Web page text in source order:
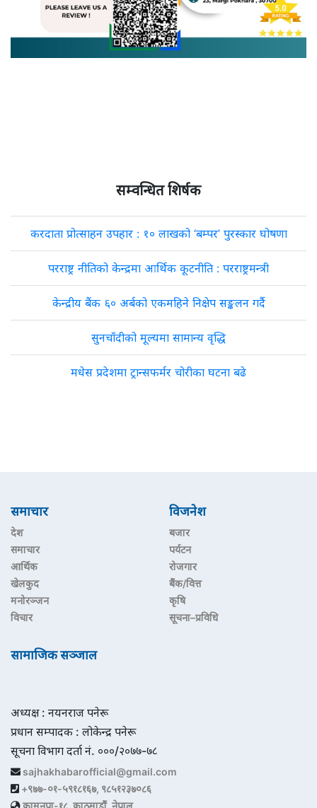
सम्वन्धित शिर्षक
करदाता प्रोत्साहन उपहार : १० लाखको ‘बम्पर’ पुरस्कार घोषणा
परराष्ट्र नीतिको केन्द्रमा आर्थिक कूटनीति : परराष्ट्रमन्त्री
केन्द्रीय बैंक ६० अर्बको एकमहिने निक्षेप सङ्कलन गर्दै
सुनचाँदीको मूल्यमा सामान्य वृद्धि
मधेस प्रदेशमा ट्रान्सफर्मर चोरीका घटना बढे
समाचार
देश
समाचार
आर्थिक
खेलकुद
मनोरञ्जन
विचार
विजनेश
बजार
पर्यटन
रोजगार
बैंक/वित्त
कृषि
सूचना–प्रविधि
सामाजिक सञ्जाल
अध्यक्ष : नयनराज पनेरू
प्रधान सम्पादक : लोकेन्द्र पनेरू
सूचना विभाग दर्ता नं. ०००/२०७७-७८
sajhakhabarofficial@gmail.com
+९७७-०१-५९१८१६७, ९८५१२३७०८६
कामनपा-१८, काठमाडौं, नेपाल